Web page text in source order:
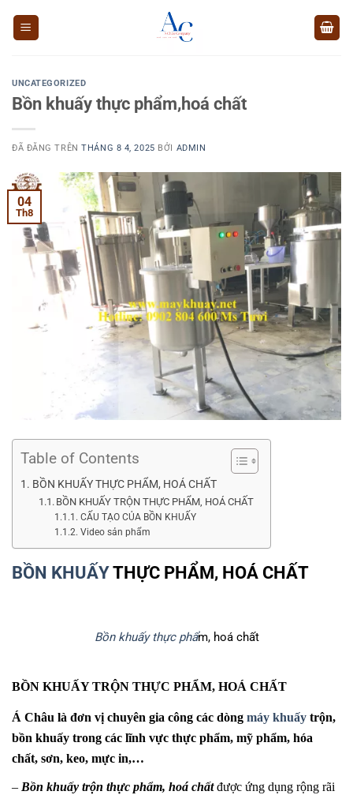
UNCATEGORIZED
Bồn khuấy thực phẩm,hoá chất
ĐÃ ĐĂNG TRÊNTHÁNG 8 4, 2025 BỞI ADMIN
04
Th8
Table of Contents
BỒN KHUẤY THỰC PHẨM, HOÁ CHẤT
BỒN KHUẤY TRỘN THỰC PHẨM, HOÁ CHẤT
CẤU TẠO CỦA BỒN KHUẤY
Video sản phẩm
BỒN KHUẤYTHỰC PHẨM, HOÁ CHẤT
Bồn khuấy thực phẩm, hoá chất
BỒN KHUẤY TRỘN THỰC PHẨM, HOÁ CHẤT
Á Châu là đơn vị chuyên gia công các dòng máy khuấy trộn,
bồn khuấy trong các lĩnh vực thực phẩm, mỹ phẩm, hóa
chất, sơn, keo, mực in,…
– Bồn khuấy trộn thực phẩm, hoá chấtđược ứng dụng rộng rãi